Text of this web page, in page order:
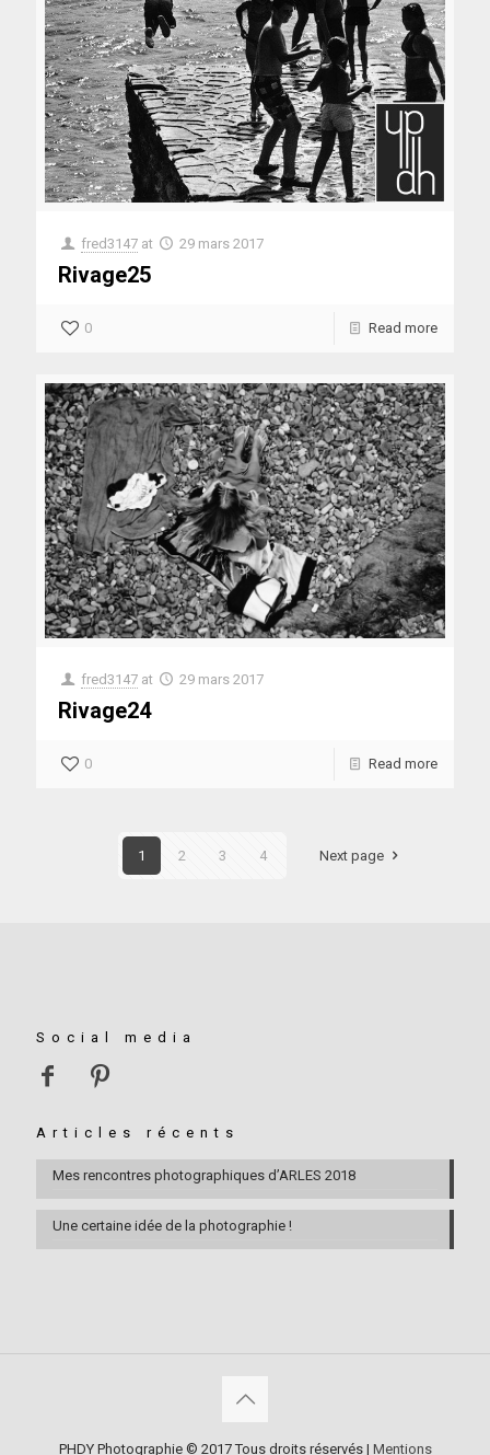
fred3147 at 29 mars 2017
Rivage25
0 Read more
fred3147 at 29 mars 2017
Rivage24
0 Read more
1 2 3 4 Next page
Social media
Articles récents
Mes rencontres photographiques d’ARLES 2018
Une certaine idée de la photographie !
PHDY Photographie © 2017 Tous droits réservés | Mentions